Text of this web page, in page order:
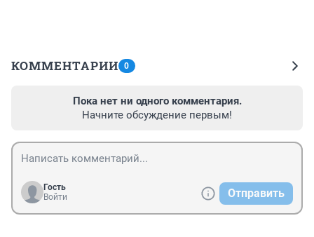
КОММЕНТАРИИ 0
Пока нет ни одного комментария.
Начните обсуждение первым!
Гость
Войти
Отправить